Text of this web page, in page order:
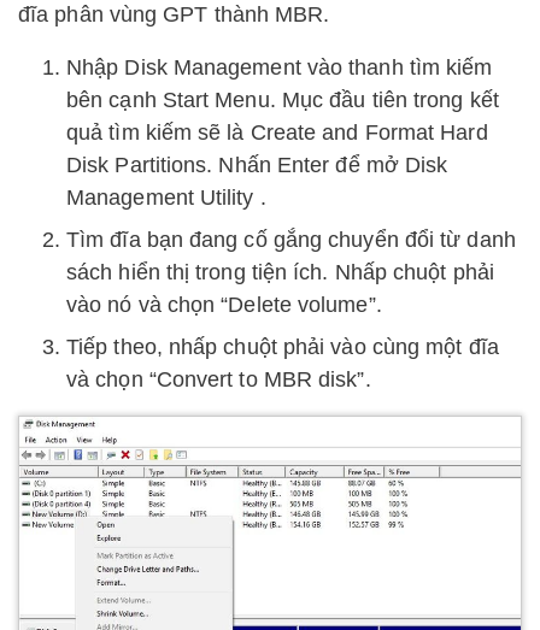
đĩa phân vùng GPT thành MBR.
Nhập Disk Management vào thanh tìm kiếm
bên cạnh Start Menu. Mục đầu tiên trong kết
quả tìm kiếm sẽ là Create and Format Hard
Disk Partitions. Nhấn Enter để mở Disk
Management Utility .
Tìm đĩa bạn đang cố gắng chuyển đổi từ danh
sách hiển thị trong tiện ích. Nhấp chuột phải
vào nó và chọn “Delete volume”.
Tiếp theo, nhấp chuột phải vào cùng một đĩa
và chọn “Convert to MBR disk”.